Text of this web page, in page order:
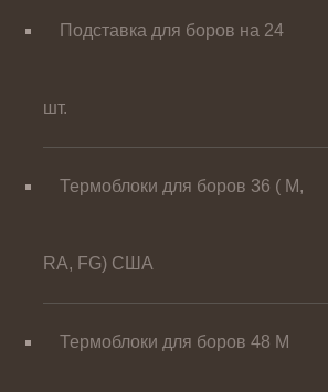
Подставка для боров на 24
шт.
Термоблоки для боров 36 ( М,
RA, FG) США
Термоблоки для боров 48 М